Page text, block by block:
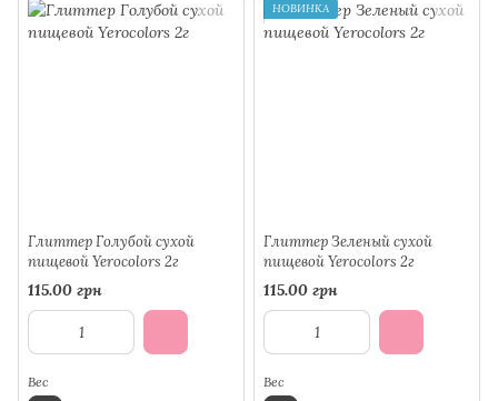
Глиттер Голубой сухой
пищевой Yerocolors 2г
115.00 грн
Вес
НОВИНКА
Глиттер Зеленый сухой
пищевой Yerocolors 2г
115.00 грн
Вес